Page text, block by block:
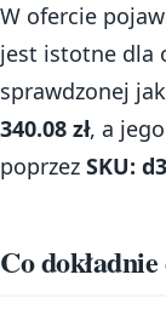
W ofercie
jest istotne dla
sprawdzonej
340.08 zł, a
poprzez SKU:
Co